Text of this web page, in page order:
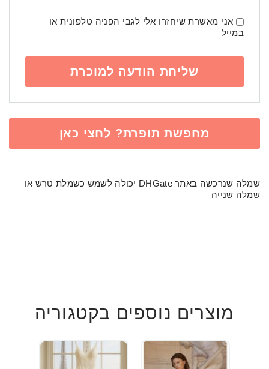
אני מאשרת שיחזרו אלי לגבי הפניה טלפונית או
במייל
מחפשת תופרת? לחצי כאן
שמלה שנרכשה באתר DHGate יכולה לשמש כשמלת טרש או
שמלה שנייה
מוצרים נוספים בקטגוריה